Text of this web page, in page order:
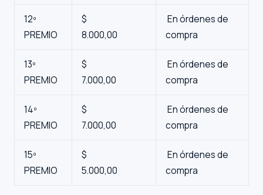
12º
PREMIO
$
8.000,00
En órdenes de
compra
13º
PREMIO
$
7.000,00
En órdenes de
compra
14º
PREMIO
$
7.000,00
En órdenes de
compra
15º
PREMIO
$
5.000,00
En órdenes de
compra